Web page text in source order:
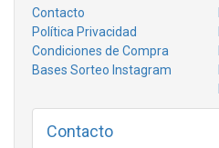
Contacto
Política Privacidad
Condiciones de Compra
Bases Sorteo Instagram
Contacto